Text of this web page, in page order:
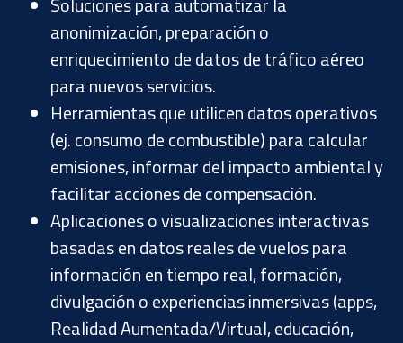
anonimización, preparación o
enriquecimiento de datos de tráfico aéreo
para nuevos servicios.
Herramientas que utilicen datos operativos
(ej. consumo de combustible) para calcular
emisiones, informar del impacto ambiental y
facilitar acciones de compensación.
Aplicaciones o visualizaciones interactivas
basadas en datos reales de vuelos para
información en tiempo real, formación,
divulgación o experiencias inmersivas (apps,
Realidad Aumentada/Virtual, educación,